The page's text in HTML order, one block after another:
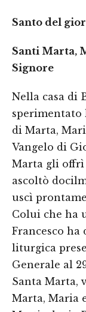
Santo del
Santi Marta,
Signore
Nella casa di
sperimentato
di Marta,
Vangelo di
Marta gli offrì
ascoltò
uscì
Colui che ha
Francesco ha
liturgica
Generale al
Santa Marta,
Marta, Maria